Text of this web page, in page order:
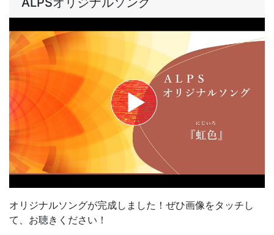
オリジナルソングが完成しました！ぜひ画像をタッチし
て、お聴きください！